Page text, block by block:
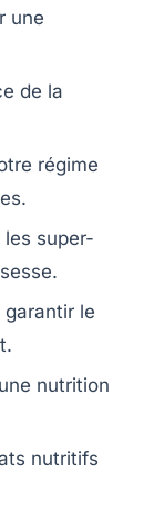
une
de la
régime
super-
le
nutrition
nutritifs